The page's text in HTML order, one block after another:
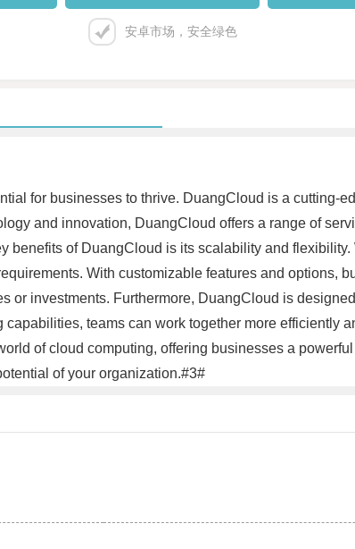
安卓市场，安全绿色
for businesses to thrive. DuangCloud is a cutting-
and innovation, DuangCloud offers a range of
benefits of DuangCloud is its scalability and
With customizable features and options,
or investments. Furthermore, DuangCloud is
teams can work together more efficiently
of cloud computing, offering businesses a
of your organization.#3#